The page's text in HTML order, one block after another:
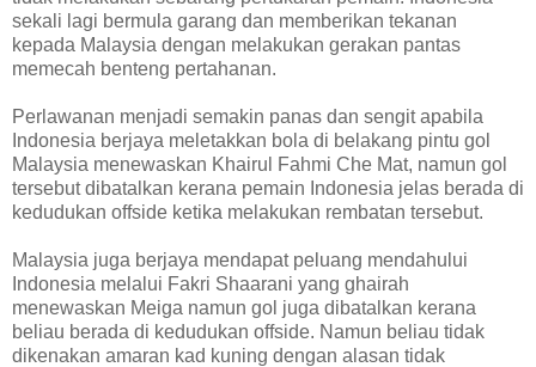
sekali lagi bermula garang dan memberikan tekanan
kepada Malaysia dengan melakukan gerakan pantas
memecah benteng pertahanan.
Perlawanan menjadi semakin panas dan sengit apabila
Indonesia berjaya meletakkan bola di belakang pintu gol
Malaysia menewaskan Khairul Fahmi Che Mat, namun gol
tersebut dibatalkan kerana pemain Indonesia jelas berada di
kedudukan offside ketika melakukan rembatan tersebut.
Malaysia juga berjaya mendapat peluang mendahului
Indonesia melalui Fakri Shaarani yang ghairah
menewaskan Meiga namun gol juga dibatalkan kerana
beliau berada di kedudukan offside. Namun beliau tidak
dikenakan amaran kad kuning dengan alasan tidak